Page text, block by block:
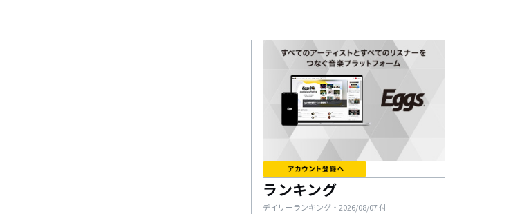
ランキング
デイリーランキング・ 2026/08/07付